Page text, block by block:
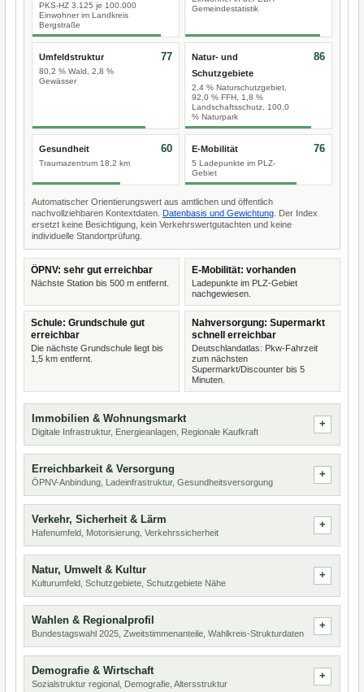
PKS-HZ 3.125 je 100.000
Einwohner im Landkreis
Bergstraße
Gemeindestatistik
Umfeldstruktur
80,2 % Wald, 2,8 %
Gewässer
77
Natur- und
Schutzgebiete
2,4 % Naturschutzgebiet,
92,0 % FFH, 1,8 %
Landschaftsschutz, 100,0
% Naturpark
86
Gesundheit
Traumazentrum 18,2 km
60 E-Mobilität
5 Ladepunkte im PLZ-
Gebiet
76
Automatischer Orientierungswert aus amtlichen und öffentlich
nachvollziehbaren Kontextdaten. Datenbasis und Gewichtung . Der Index
ersetzt keine Besichtigung, kein Verkehrswertgutachten und keine
individuelle Standortprüfung.
ÖPNV: sehr gut erreichbar
Nächste Station bis 500 m entfernt.
E-Mobilität: vorhanden
Ladepunkte im PLZ-Gebiet
nachgewiesen.
Schule: Grundschule gut
erreichbar
Die nächste Grundschule liegt bis
1,5 km entfernt.
Nahversorgung: Supermarkt
schnell erreichbar
Deutschlandatlas: Pkw-Fahrzeit
zum nächsten
Supermarkt/Discounter bis 5
Minuten.
Immobilien & Wohnungsmarkt
Digitale Infrastruktur, Energieanlagen, Regionale Kaufkraft
Erreichbarkeit & Versorgung
ÖPNV-Anbindung, Ladeinfrastruktur, Gesundheitsversorgung
Verkehr, Sicherheit & Lärm
Hafenumfeld, Motorisierung, Verkehrssicherheit
Natur, Umwelt & Kultur
Kulturumfeld, Schutzgebiete, Schutzgebiete Nähe
Wahlen & Regionalprofil
Bundestagswahl 2025, Zweitstimmenanteile, Wahlkreis-Strukturdaten
Demografie & Wirtschaft
Sozialstruktur regional, Demografie, Altersstruktur